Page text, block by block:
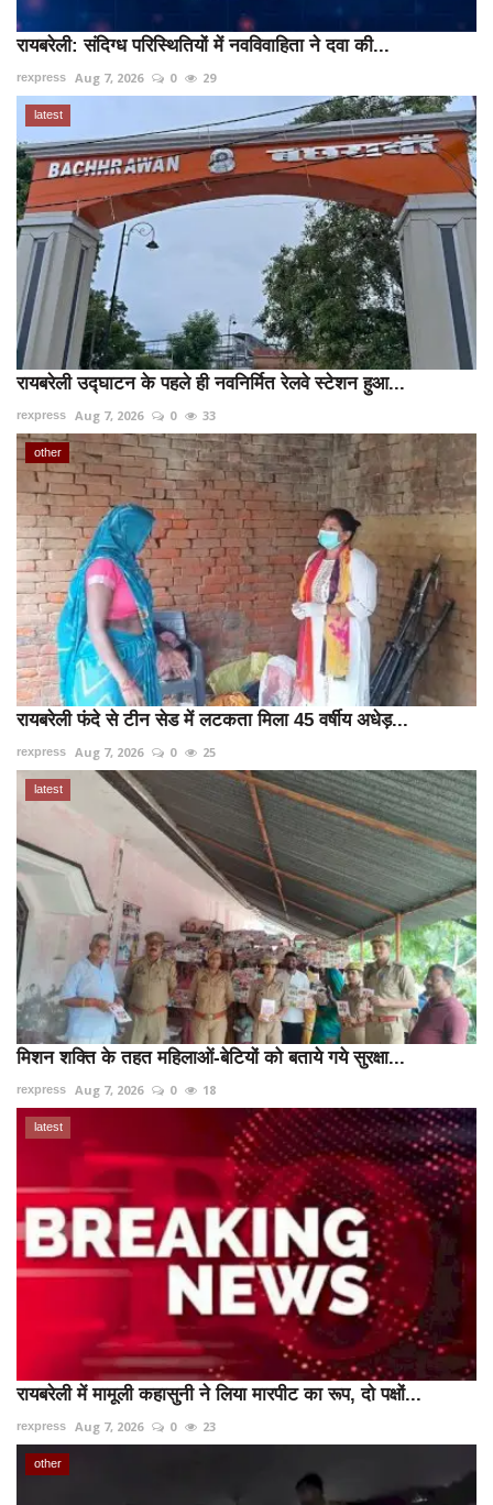
रायबरेली: संदिग्ध परिस्थितियों में नवविवाहिता ने दवा की...
rexpress Aug 7, 2026 0 29
latest
रायबरेली उद्घाटन के पहले ही नवनिर्मित रेलवे स्टेशन हुआ...
rexpress Aug 7, 2026 0 33
other
रायबरेली फंदे से टीन सेड में लटकता मिला 45 वर्षीय अधेड़...
rexpress Aug 7, 2026 0 25
latest
मिशन शक्ति के तहत महिलाओं-बेटियों को बताये गये सुरक्षा...
rexpress Aug 7, 2026 0 18
latest
रायबरेली में मामूली कहासुनी ने लिया मारपीट का रूप, दो पक्षों...
rexpress Aug 7, 2026 0 23
other